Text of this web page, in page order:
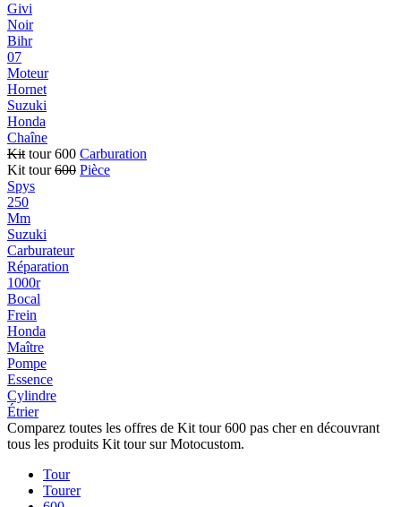
Givi
Noir
Bihr
07
Moteur
Hornet
Suzuki
Honda
Chaîne
Kit tour 600 Carburation
Kit tour600 Pièce
Spys
250
Mm
Suzuki
Carburateur
Réparation
1000r
Bocal
Frein
Honda
Maître
Pompe
Essence
Cylindre
Étrier
Comparez toutes les offres de Kit tour 600 pas cher en découvrant
tous les produits Kit tour sur Motocustom.
Tour
Tourer